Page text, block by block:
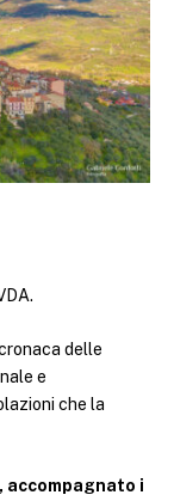
delle
e
che la
accompagnato i